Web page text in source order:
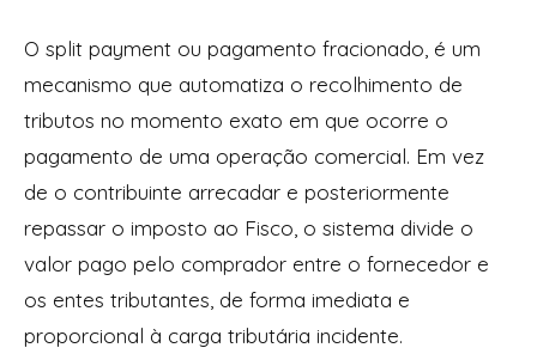
O split payment ou pagamento fracionado, é um
mecanismo que automatiza o recolhimento de
tributos no momento exato em que ocorre o
pagamento de uma operação comercial. Em vez
de o contribuinte arrecadar e posteriormente
repassar o imposto ao Fisco, o sistema divide o
valor pago pelo comprador entre o fornecedor e
os entes tributantes, de forma imediata e
proporcional à carga tributária incidente.